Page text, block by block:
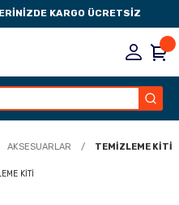
KARGO ÜCRETSİZ
AKSESUARLAR TEMİZLEME KİTİ